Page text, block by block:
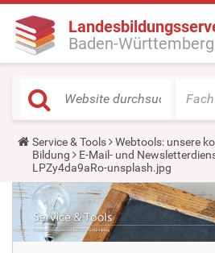
Baden-Württemberg
Fach
Y
o
u
a
r
h
e
r
Service & Tools
Webtools: unsere
Bildung
E-Mail- und
LPZy4da9aRo-unsplash.jpg